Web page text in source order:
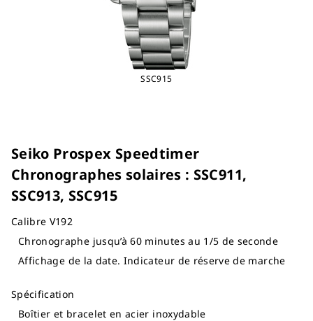
SSC915
Seiko Prospex Speedtimer
Chronographes solaires : SSC911,
SSC913, SSC915
Calibre V192
Chronographe jusqu’à 60 minutes au 1/5 de seconde
Affichage de la date. Indicateur de réserve de marche
Spécification
Boîtier et bracelet en acier inoxydable